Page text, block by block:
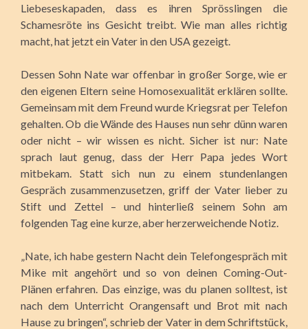
Liebeseskapaden, dass es ihren Sprösslingen die
Schamesröte ins Gesicht treibt. Wie man alles richtig
macht, hat jetzt ein Vater in den USA gezeigt.
Dessen Sohn Nate war offenbar in großer Sorge, wie er
den eigenen Eltern seine Homosexualität erklären sollte.
Gemeinsam mit dem Freund wurde Kriegsrat per Telefon
gehalten. Ob die Wände des Hauses nun sehr dünn waren
oder nicht – wir wissen es nicht. Sicher ist nur: Nate
sprach laut genug, dass der Herr Papa jedes Wort
mitbekam. Statt sich nun zu einem stundenlangen
Gespräch zusammenzusetzen, griff der Vater lieber zu
Stift und Zettel – und hinterließ seinem Sohn am
folgenden Tag eine kurze, aber herzerweichende Notiz.
„Nate, ich habe gestern Nacht dein Telefongespräch mit
Mike mit angehört und so von deinen Coming-Out-
Plänen erfahren. Das einzige, was du planen solltest, ist
nach dem Unterricht Orangensaft und Brot mit nach
Hause zu bringen“, schrieb der Vater in dem Schriftstück,